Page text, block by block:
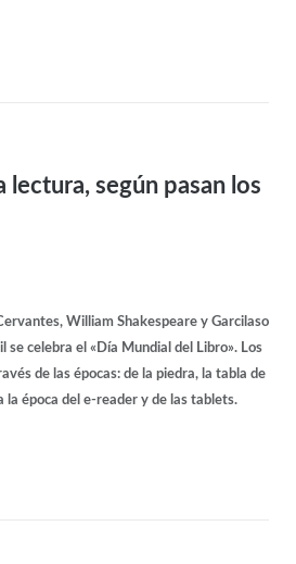
lectura, según pasan los
William Shakespeare y Garcilaso
se celebra el «Día Mundial del Libro». Los
de las épocas: de la piedra, la tabla de
la época del e-reader y de las tablets.